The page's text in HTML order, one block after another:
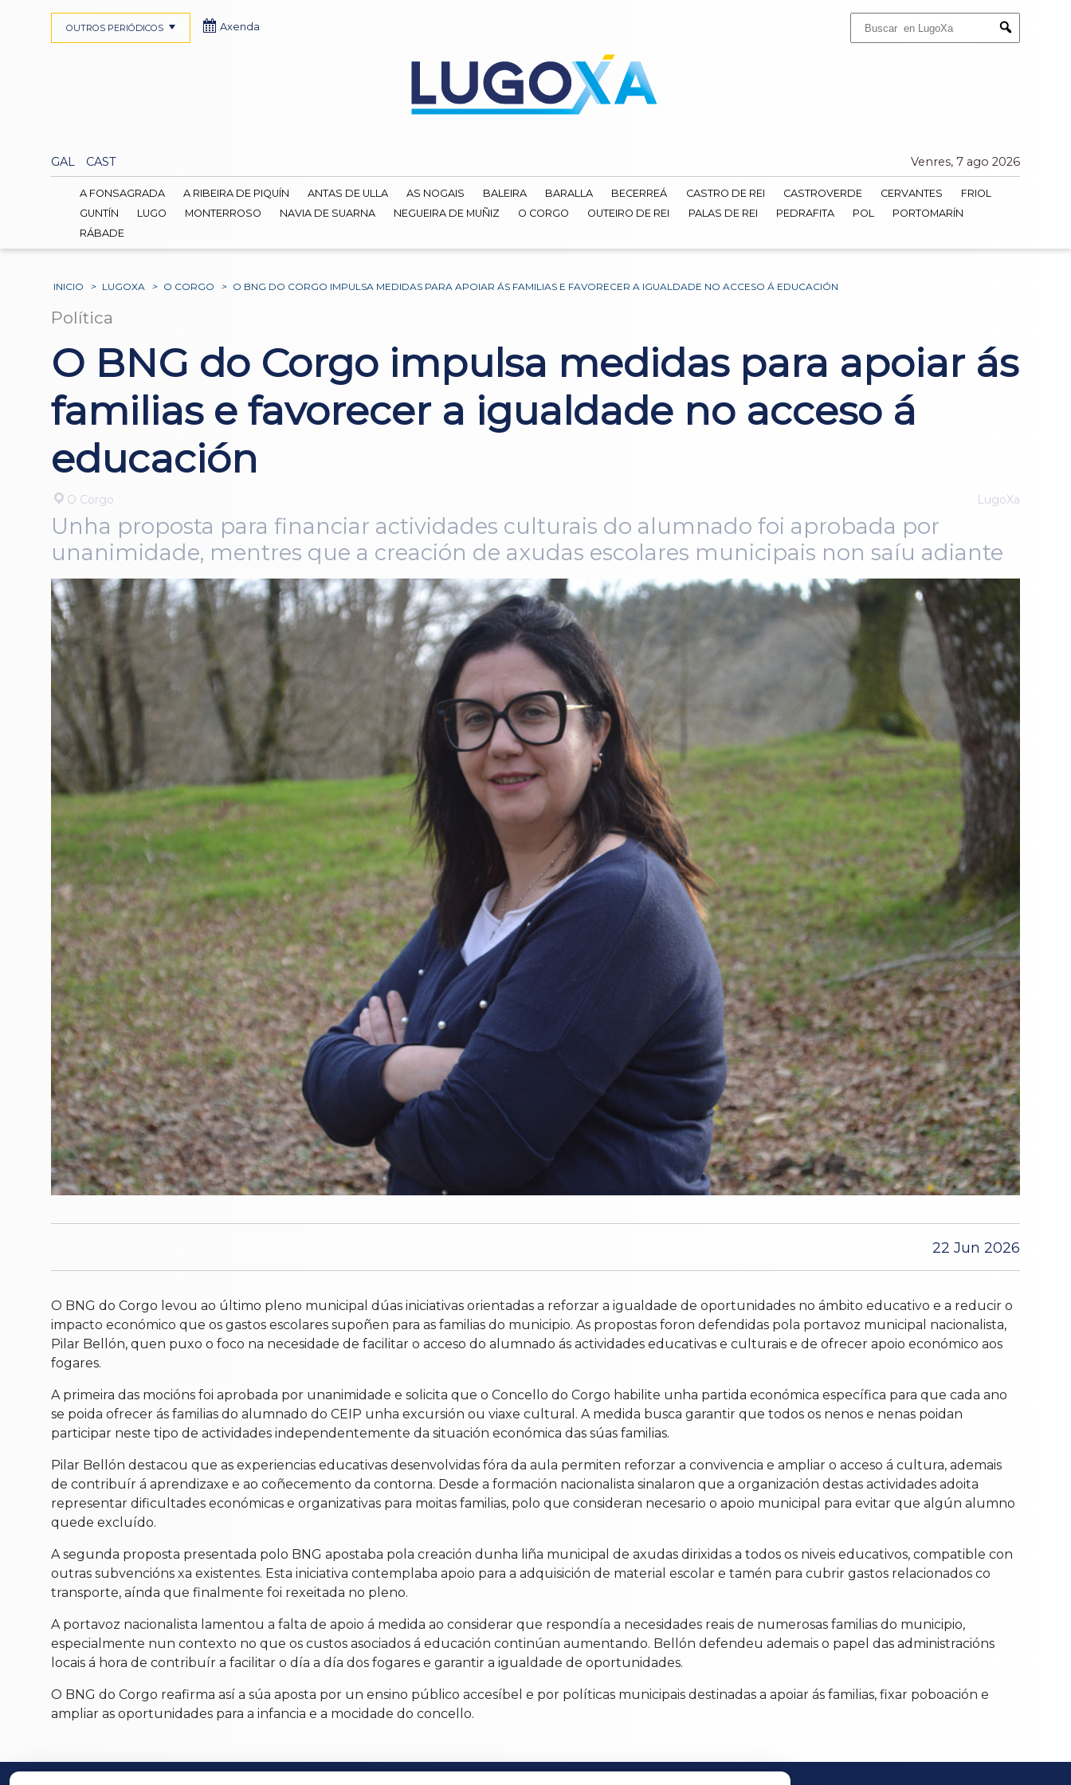
Submit
GAL CAST Venres, 7 ago 2026
OUTROS PERIÓDICOS Axenda
A FONSAGRADA A RIBEIRA DE PIQUÍN ANTAS DE ULLA AS NOGAIS BALEIRA BARALLA BECERREÁ CASTRO DE REI CASTROVERDE CERVANTES
FRIOL
GUNTÍN
LUGO MONTERROSO NAVIA DE SUARNA NEGUEIRA DE MUÑIZ O CORGO OUTEIRO DE REI PALAS DE REI PEDRAFITA POL
PORTOMARÍN
RÁBADE
INICIO > LUGOXA > O CORGO > O BNG DO CORGO IMPULSA MEDIDAS PARA APOIAR ÁS FAMILIAS E FAVORECER A IGUALDADE NO ACCESO Á EDUCACIÓN
Política
O BNG do Corgo impulsa medidas para apoiar ás
familias e favorecer a igualdade no acceso á
educación
O Corgo LugoXa
Unha proposta para financiar actividades culturais do alumnado foi aprobada por
unanimidade, mentres que a creación de axudas escolares municipais non saíu adiante
22 Jun 2026
O BNG do Corgo levou ao último pleno municipal dúas iniciativas orientadas a reforzar a igualdade de oportunidades no ámbito educativo e a reducir o
impacto económico que os gastos escolares supoñen para as familias do municipio. As propostas foron defendidas pola portavoz municipal nacionalista,
Pilar Bellón, quen puxo o foco na necesidade de facilitar o acceso do alumnado ás actividades educativas e culturais e de ofrecer apoio económico aos
fogares.
A primeira das mocións foi aprobada por unanimidade e solicita que o Concello do Corgo habilite unha partida económica específica para que cada ano
se poida ofrecer ás familias do alumnado do CEIP unha excursión ou viaxe cultural. A medida busca garantir que todos os nenos e nenas poidan
participar neste tipo de actividades independentemente da situación económica das súas familias.
Pilar Bellón destacou que as experiencias educativas desenvolvidas fóra da aula permiten reforzar a convivencia e ampliar o acceso á cultura, ademais
de contribuír á aprendizaxe e ao coñecemento da contorna. Desde a formación nacionalista sinalaron que a organización destas actividades adoita
representar dificultades económicas e organizativas para moitas familias, polo que consideran necesario o apoio municipal para evitar que algún alumno
quede excluído.
A segunda proposta presentada polo BNG apostaba pola creación dunha liña municipal de axudas dirixidas a todos os niveis educativos, compatible con
outras subvencións xa existentes. Esta iniciativa contemplaba apoio para a adquisición de material escolar e tamén para cubrir gastos relacionados co
transporte, aínda que finalmente foi rexeitada no pleno.
A portavoz nacionalista lamentou a falta de apoio á medida ao considerar que respondía a necesidades reais de numerosas familias do municipio,
especialmente nun contexto no que os custos asociados á educación continúan aumentando. Bellón defendeu ademais o papel das administracións
locais á hora de contribuír a facilitar o día a día dos fogares e garantir a igualdade de oportunidades.
O BNG do Corgo reafirma así a súa aposta por un ensino público accesíbel e por políticas municipais destinadas a apoiar ás familias, fixar poboación e
ampliar as oportunidades para a infancia e a mocidade do concello.